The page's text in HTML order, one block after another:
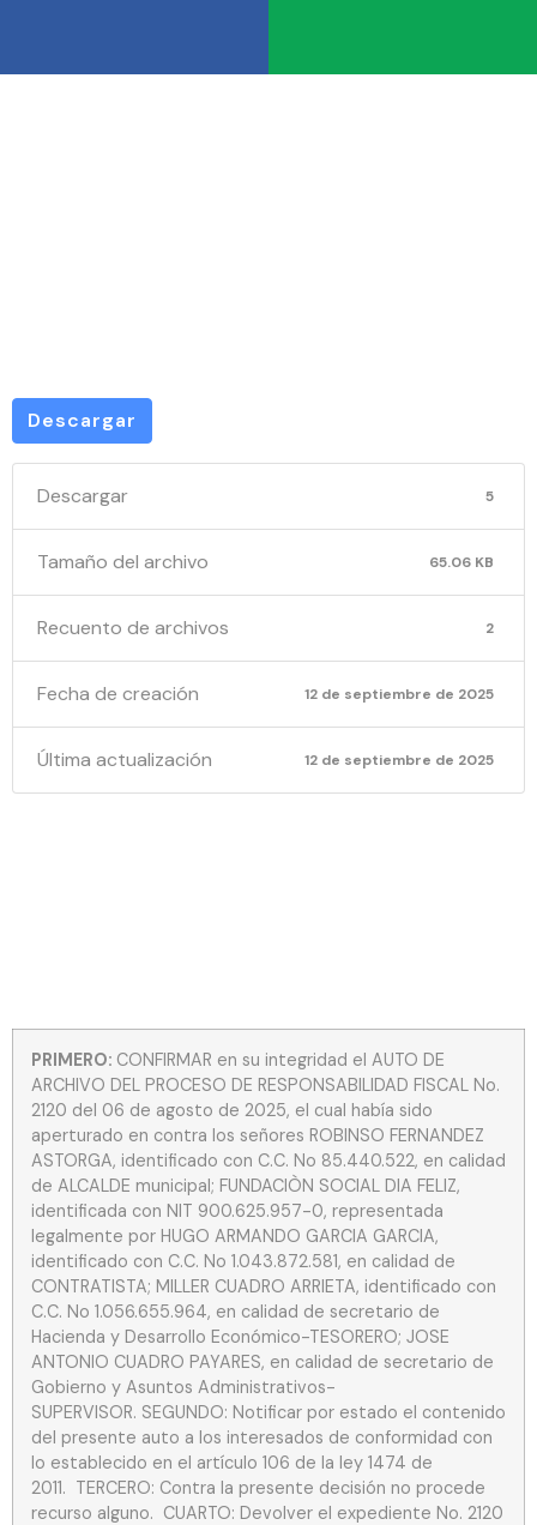
Descargar
Descargar 5
Tamaño del archivo 65.06 KB
Recuento de archivos 2
Fecha de creación 12 de septiembre de 2025
Última actualización 12 de septiembre de 2025
PRIMERO: CONFIRMAR en su integridad el AUTO DE
ARCHIVO DEL PROCESO DE RESPONSABILIDAD FISCAL No.
2120 del 06 de agosto de 2025, el cual había sido
aperturado en contra los señores ROBINSO FERNANDEZ
ASTORGA, identificado con C.C. No 85.440.522, en calidad
de ALCALDE municipal; FUNDACIÒN SOCIAL DIA FELIZ,
identificada con NIT 900.625.957-0, representada
legalmente por HUGO ARMANDO GARCIA GARCIA,
identificado con C.C. No 1.043.872.581, en calidad de
CONTRATISTA; MILLER CUADRO ARRIETA, identificado con
C.C. No 1.056.655.964, en calidad de secretario de
Hacienda y Desarrollo Económico-TESORERO; JOSE
ANTONIO CUADRO PAYARES, en calidad de secretario de
Gobierno y Asuntos Administrativos-
SUPERVISOR. SEGUNDO: Notificar por estado el contenido
del presente auto a los interesados de conformidad con
lo establecido en el artículo 106 de la ley 1474 de
2011. TERCERO: Contra la presente decisión no procede
recurso alguno. CUARTO: Devolver el expediente No. 2120